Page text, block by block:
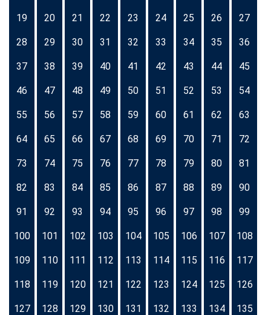
19 20 21 22 23 24 25 26 27
28 29 30 31 32 33 34 35 36
37 38 39 40 41 42 43 44 45
46 47 48 49 50 51 52 53 54
55 56 57 58 59 60 61 62 63
64 65 66 67 68 69 70 71 72
73 74 75 76 77 78 79 80 81
82 83 84 85 86 87 88 89 90
91 92 93 94 95 96 97 98 99
100 101 102 103 104 105 106 107 108
109 110 111 112 113 114 115 116 117
118 119 120 121 122 123 124 125 126
127 128 129 130 131 132 133 134 135